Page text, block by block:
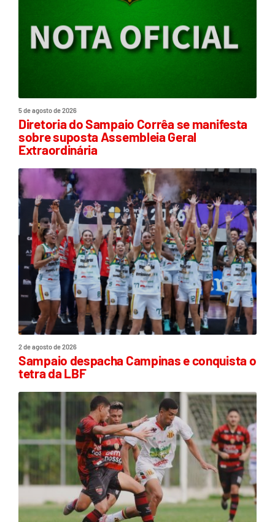
5 de agosto de 2026
Diretoria do Sampaio Corrêa se manifesta
sobre suposta Assembleia Geral
Extraordinária
2 de agosto de 2026
Sampaio despacha Campinas e conquista o
tetra da LBF